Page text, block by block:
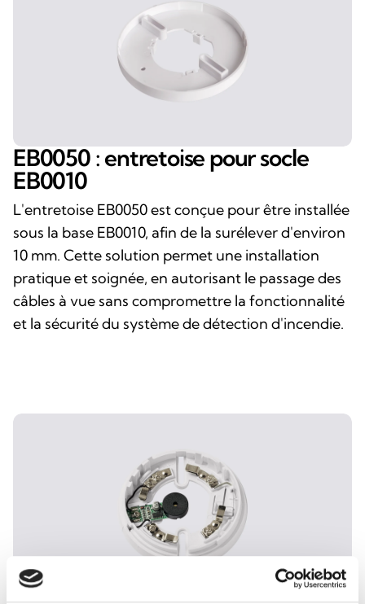
EB0050 : entretoise pour socle
EB0010
L'entretoise EB0050 est conçue pour être installée
sous la base EB0010, afin de la surélever d'environ
10 mm. Cette solution permet une installation
pratique et soignée, en autorisant le passage des
câbles à vue sans compromettre la fonctionnalité
et la sécurité du système de détection d'incendie.